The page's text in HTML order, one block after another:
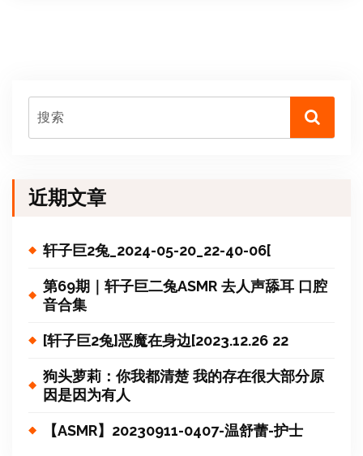
近期文章
轩子巨2兔_2024-05-20_22-40-06[
第69期｜轩子巨二兔ASMR 去人声舔耳 口腔
音合集
[轩子巨2兔]恶魔在身边[2023.12.26 22
狗头萝莉：你我都清楚 我的存在很大部分原
因是因为有人
【ASMR】20230911-0407-温舒蕾-护士